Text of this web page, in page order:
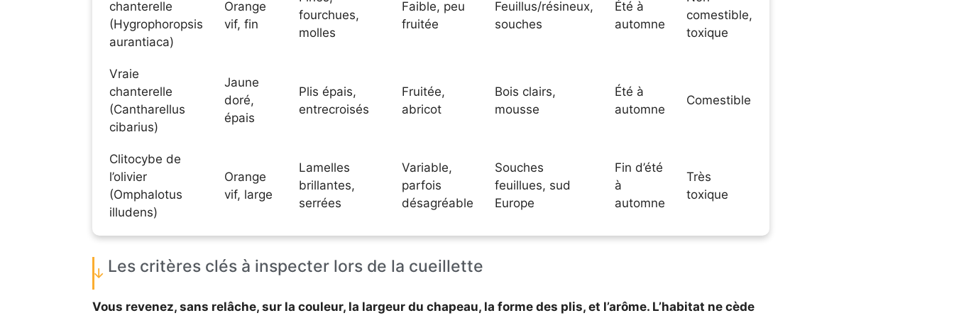
chanterelle
(Hygrophoropsis
aurantiaca)
Orange
vif, fin
fourchues,
molles
Faible, peu
fruitée
Feuillus/résineux,
souches
Été à
automne
comestible,
toxique
Vraie
chanterelle
(Cantharellus
cibarius)
Jaune
doré,
épais
Plis épais,
entrecroisés
Fruitée,
abricot
Bois clairs,
mousse
Été à
automne
Comestible
Clitocybe de
l’olivier
(Omphalotus
illudens)
Orange
vif, large
Lamelles
brillantes,
serrées
Variable,
parfois
désagréable
Souches
feuillues, sud
Europe
Fin d’été
à
automne
Très
toxique
Les critères clés à inspecter lors de la cueillette
Vous revenez, sans relâche, sur la couleur, la largeur du chapeau, la forme des plis, et l’arôme. L’habitat ne cède